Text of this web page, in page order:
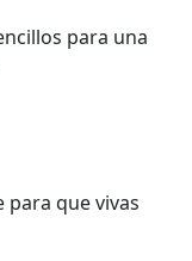
para una
que vivas